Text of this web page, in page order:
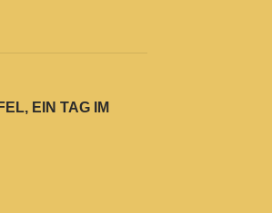
EIN TAG IM G